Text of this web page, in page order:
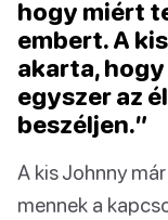
hogy miért
embert. A
akarta,
egyszer az
beszéljen.”
A kis Johnny
mennek a